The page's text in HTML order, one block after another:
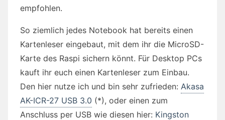
empfohlen.
So ziemlich jedes Notebook hat bereits einen
Kartenleser eingebaut, mit dem ihr die MicroSD-
Karte des Raspi sichern könnt. Für Desktop PCs
kauft ihr euch einen Kartenleser zum Einbau.
Den hier nutze ich und bin sehr zufrieden: Akasa
AK-ICR-27 USB 3.0 (*), oder einen zum
Anschluss per USB wie diesen hier: Kingston